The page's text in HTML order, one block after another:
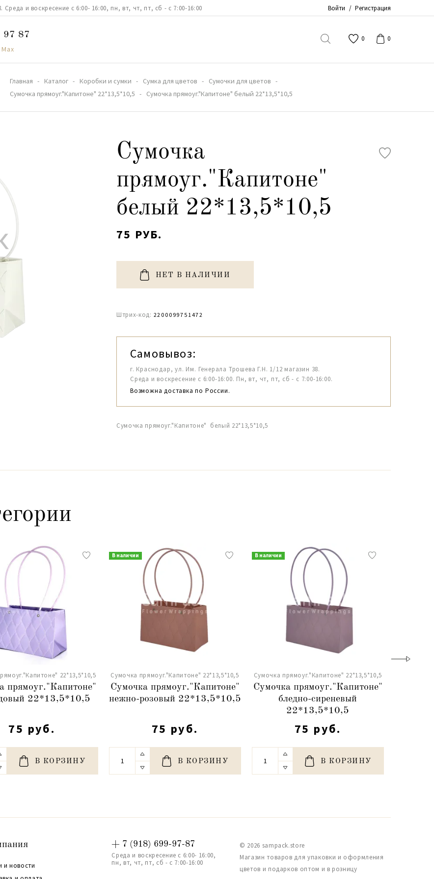
и воскресение с 6:00- 16:00, пн, вт, чт, пт, сб - с 7:00-16:00 Войти / Регистрация
87
Max
0 0
Главная Каталог Коробки и сумки Сумка для цветов
Сумочки для цветов
Сумочка прямоуг."Капитоне" 22*13,5*10,5
Сумочка прямоуг."Капитоне" белый 22*13,5*10,5
Сумочка
прямоуг."Капитоне"
белый 22*13,5*10,5
75 РУБ.
НЕТ В НАЛИЧИИ
Штрих-код: 2200099751472
Самовывоз:
г. Краснодар, ул. Им. Генерала Трошева Г.Н. 1/12 магазин 38.
Среда и воскресение с 6:00-16:00. Пн, вт, чт, пт, сб - с 7:00-16:00.
Возможна доставка по России.
Сумочка прямоуг."Капитоне" белый 22*13,5*10,5
22*13,5*10,5
прямоуг."Капитоне"
22*13,5*10,5
75 руб.
В КОРЗИНУ
В наличии
Сумочка прямоуг."Капитоне" 22*13,5*10,5
Сумочка прямоуг."Капитоне"
нежно-розовый 22*13,5*10,5
75 руб.
В КОРЗИНУ
В наличии
Сумочка прямоуг."Капитоне" 22*13,5*10,5
Сумочка прямоуг."Капитоне"
бледно-сиреневый
22*13,5*10,5
75 руб.
В КОРЗИНУ
и новости
+ 7 (918) 699-97-87
Среда и воскресение с 6:00- 16:00,
пн, вт, чт, пт, сб - с 7:00-16:00
© 2026 sampack.store
Магазин товаров для упаковки и оформления
цветов и подарков оптом и в розницу